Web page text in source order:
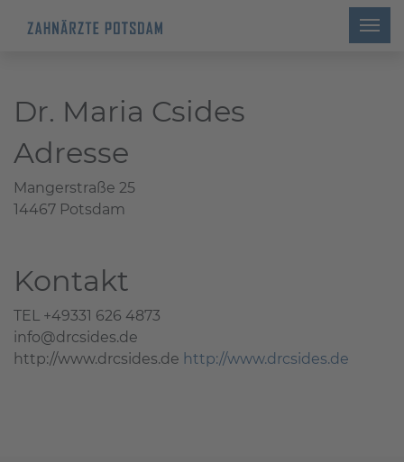
Dr. Maria Csides
Adresse
Mangerstraße 25
14467 Potsdam
Kontakt
TEL +49331 626 4873
info@drcsides.de
http://www.drcsides.de http://www.drcsides.de